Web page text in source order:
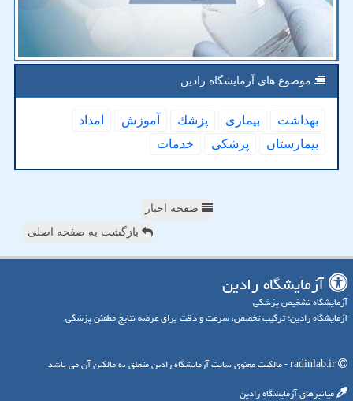
موضوع های آزمایشگاه رادین
بهداشت بیماری پزشك آموزش
امداد
بیمارستان
پزشكی خدمات
صفحه اخبار
بازگشت به صفحه اصلی
آزمایشگاه رادین
آزمایشگاه تشخیص پزشکی
آزمایشگاه رادین؛ ترکیب تخصص، سرعت و دقت برای عرضه نتایج مطمئن پزشکی
میانبرهای آزمایشگاه رادین